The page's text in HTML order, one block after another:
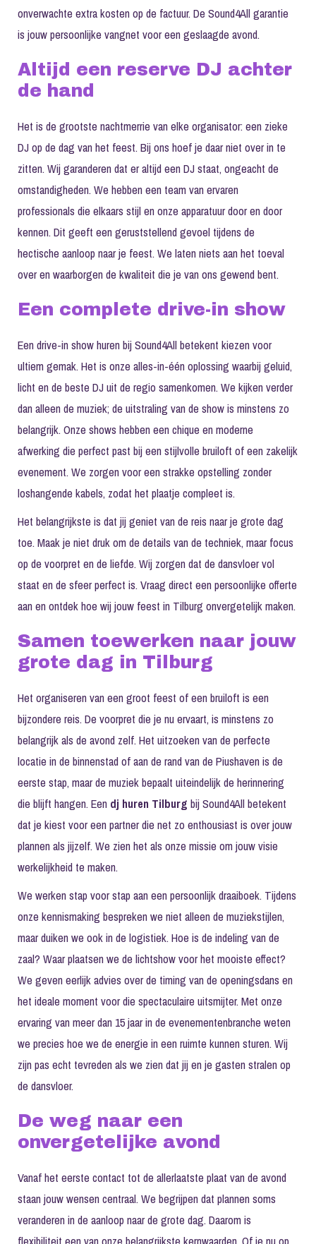
onverwachte extra kosten op de factuur. De Sound4All garantie
is jouw persoonlijke vangnet voor een geslaagde avond.
Altijd een reserve DJ achter
de hand
Het is de grootste nachtmerrie van elke organisator: een zieke
DJ op de dag van het feest. Bij ons hoef je daar niet over in te
zitten. Wij garanderen dat er altijd een DJ staat, ongeacht de
omstandigheden. We hebben een team van ervaren
professionals die elkaars stijl en onze apparatuur door en door
kennen. Dit geeft een geruststellend gevoel tijdens de
hectische aanloop naar je feest. We laten niets aan het toeval
over en waarborgen de kwaliteit die je van ons gewend bent.
Een complete drive-in show
Eendrive-in show hurenbij Sound4All betekent kiezen voor
ultiem gemak. Het is onze alles-in-één oplossing waarbij geluid,
licht en de beste DJ uit de regio samenkomen. We kijken verder
dan alleen de muziek; de uitstraling van de show is minstens zo
belangrijk. Onze shows hebben een chique en moderne
afwerking die perfect past bij een stijlvolle bruiloft of een zakelijk
evenement. We zorgen voor een strakke opstelling zonder
loshangende kabels, zodat het plaatje compleet is.
Het belangrijkste is dat jij geniet van de reis naar je grote dag
toe. Maak je niet druk om de details van de techniek, maar focus
op de voorpret en de liefde. Wij zorgen dat de dansvloer vol
staat en de sfeer perfect is.Vraag direct een persoonlijke offerte
aan en ontdek hoe wij jouw feest in Tilburg onvergetelijk maken.
Samen toewerken naar jouw
grote dag in Tilburg
Het organiseren van een groot feest of een bruiloft is een
bijzondere reis. De voorpret die je nu ervaart, is minstens zo
belangrijk als de avond zelf. Het uitzoeken van de perfecte
locatie in de binnenstad of aan de rand van de Piushaven is de
eerste stap, maar de muziek bepaalt uiteindelijk de herinnering
die blijft hangen. Een dj huren Tilburg bij Sound4All betekent
dat je kiest voor een partner die net zo enthousiast is over jouw
plannen als jijzelf. We zien het als onze missie om jouw visie
werkelijkheid te maken.
We werken stap voor stap aan een persoonlijk draaiboek. Tijdens
onze kennismaking bespreken we niet alleen de muziekstijlen,
maar duiken we ook in de logistiek. Hoe is de indeling van de
zaal? Waar plaatsen we de lichtshow voor het mooiste effect?
We geven eerlijk advies over de timing van de openingsdans en
het ideale moment voor die spectaculaire uitsmijter. Met onze
ervaring van meer dan 15 jaar in de evenementenbranche weten
we precies hoe we de energie in een ruimte kunnen sturen. Wij
zijn pas echt tevreden als we zien dat jij en je gasten stralen op
de dansvloer.
De weg naar een
onvergetelijke avond
Vanaf het eerste contact tot de allerlaatste plaat van de avond
staan jouw wensen centraal. We begrijpen dat plannen soms
veranderen in de aanloop naar de grote dag. Daarom is